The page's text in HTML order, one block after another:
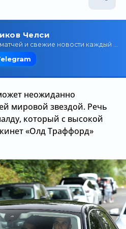
неожиданно
мировой звездой. Речь
который с высокой
«Олд Траффорд»